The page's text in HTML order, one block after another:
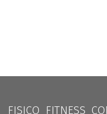
FISICO FITNESS